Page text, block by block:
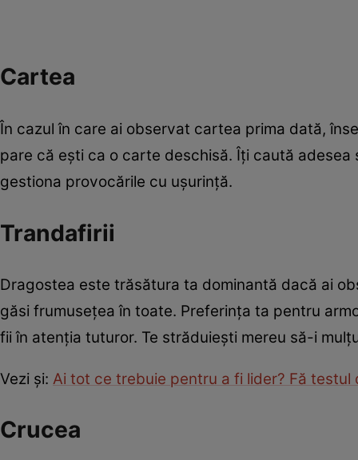
Cartea
În cazul în care ai observat cartea prima dată,
pare că eşti ca o carte deschisă. Îți caută
gestiona provocările cu ușurință.
Trandafirii
Dragostea este trăsătura ta dominantă dacă ai
găsi frumusețea în toate. Preferința ta pentru
fii în atenţia tuturor. Te străduiești mereu să-i
Vezi şi: Ai tot ce trebuie pentru a fi lider? Fă
Crucea